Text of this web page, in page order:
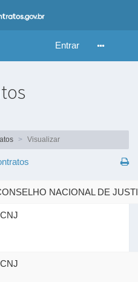
Entrar
Visualizar
NACIONAL DE